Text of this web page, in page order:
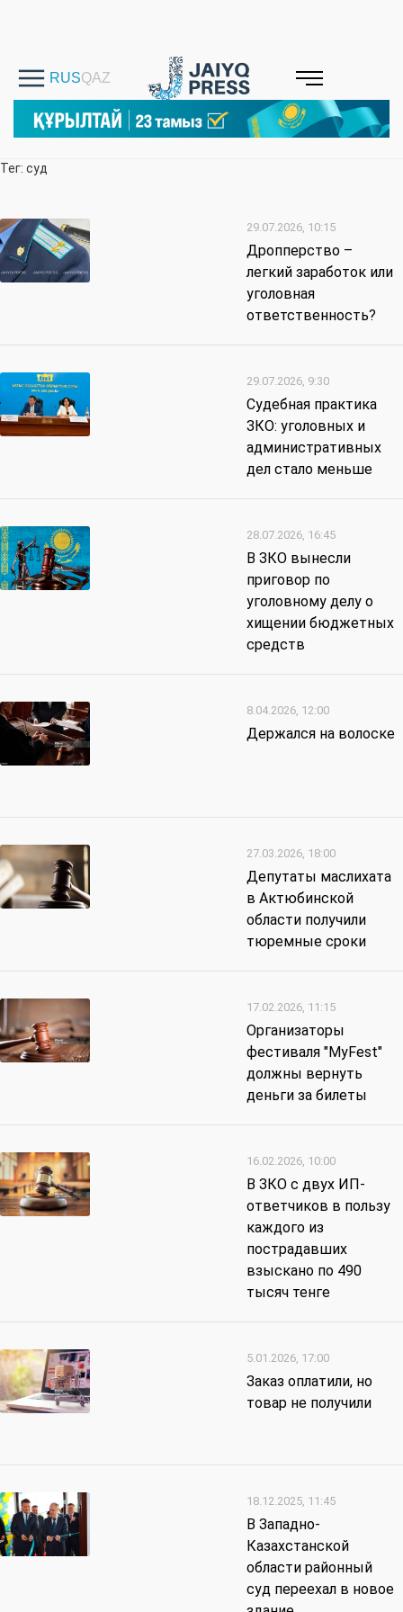
Тег: суд
29.07.2026, 10:15
Дропперство –
легкий заработок или
уголовная
ответственность?
29.07.2026, 9:30
Судебная практика
ЗКО: уголовных и
административных
дел стало меньше
28.07.2026, 16:45
В ЗКО вынесли
приговор по
уголовному делу о
хищении бюджетных
средств
8.04.2026, 12:00
Держался на волоске
27.03.2026, 18:00
Депутаты маслихата
в Актюбинской
области получили
тюремные сроки
17.02.2026, 11:15
Организаторы
фестиваля "MyFest"
должны вернуть
деньги за билеты
16.02.2026, 10:00
В ЗКО с двух ИП-
ответчиков в пользу
каждого из
пострадавших
взыскано по 490
тысяч тенге
5.01.2026, 17:00
Заказ оплатили, но
товар не получили
18.12.2025, 11:45
В Западно-
Казахстанской
области районный
суд переехал в новое